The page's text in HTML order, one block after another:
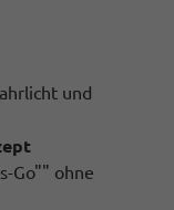
und
Go"" ohne